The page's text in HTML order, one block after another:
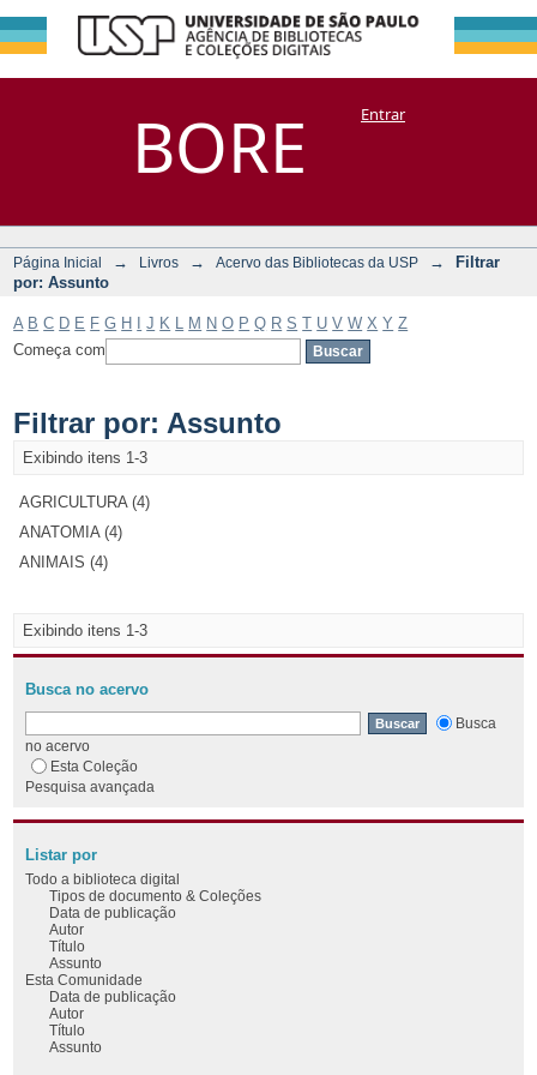
BORE
Filtrar por:
Assunto
DSpace/Manakin + CoriscoEntrar
Página Inicial → Livros → Acervo das Bibliotecas da USP →
Filtrar
por: Assunto
A B C D E F G H J K M N O P Q R S T U V W X Y Z
Começa com
Filtrar por: Assunto
Exibindo itens 1-3
AGRICULTURA (4)
ANATOMIA (4)
ANIMAIS (4)
Exibindo itens 1-3
Busca no acervo
Busca
no acervo
Esta Coleção
Pesquisa avançada
Listar por
Todo a biblioteca digital
Tipos de documento & Coleções
Data de publicação
Autor
Título
Assunto
Esta Comunidade
Data de publicação
Autor
Título
Assunto